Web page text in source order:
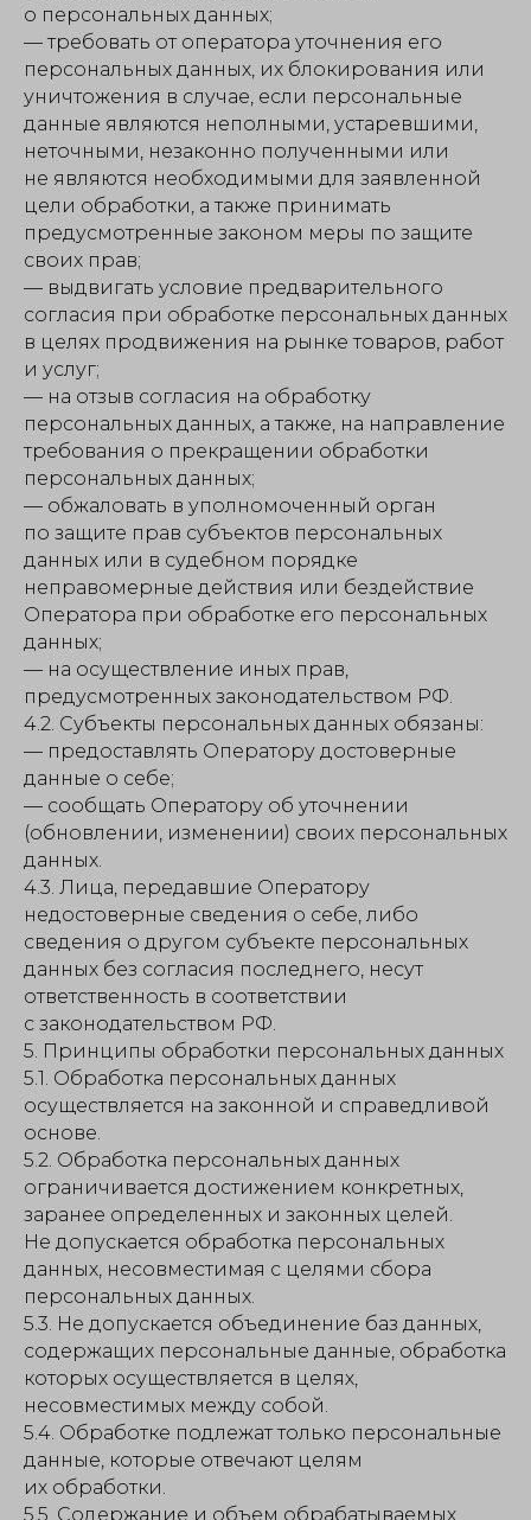
о персональных данных;
— требовать от оператора уточнения его
персональных данных, их блокирования или
уничтожения в случае, если персональные
данные являются неполными, устаревшими,
неточными, незаконно полученными или
не являются необходимыми для заявленной
цели обработки, а также принимать
предусмотренные законом меры по защите
своих прав;
— выдвигать условие предварительного
согласия при обработке персональных данных
в целях продвижения на рынке товаров, работ
и услуг;
— на отзыв согласия на обработку
персональных данных, а также, на направление
требования о прекращении обработки
персональных данных;
— обжаловать в уполномоченный орган
по защите прав субъектов персональных
данных или в судебном порядке
неправомерные действия или бездействие
Оператора при обработке его персональных
данных;
— на осуществление иных прав,
предусмотренных законодательством РФ.
4.2. Субъекты персональных данных обязаны:
— предоставлять Оператору достоверные
данные о себе;
— сообщать Оператору об уточнении
(обновлении, изменении) своих персональных
данных.
4.3. Лица, передавшие Оператору
недостоверные сведения о себе, либо
сведения о другом субъекте персональных
данных без согласия последнего, несут
ответственность в соответствии
с законодательством РФ.
5. Принципы обработки персональных данных
5.1. Обработка персональных данных
осуществляется на законной и справедливой
основе.
5.2. Обработка персональных данных
ограничивается достижением конкретных,
заранее определенных и законных целей.
Не допускается обработка персональных
данных, несовместимая с целями сбора
персональных данных.
5.3. Не допускается объединение баз данных,
содержащих персональные данные, обработка
которых осуществляется в целях,
несовместимых между собой.
5.4. Обработке подлежат только персональные
данные, которые отвечают целям
их обработки.
5.5. Содержание и объем обрабатываемых